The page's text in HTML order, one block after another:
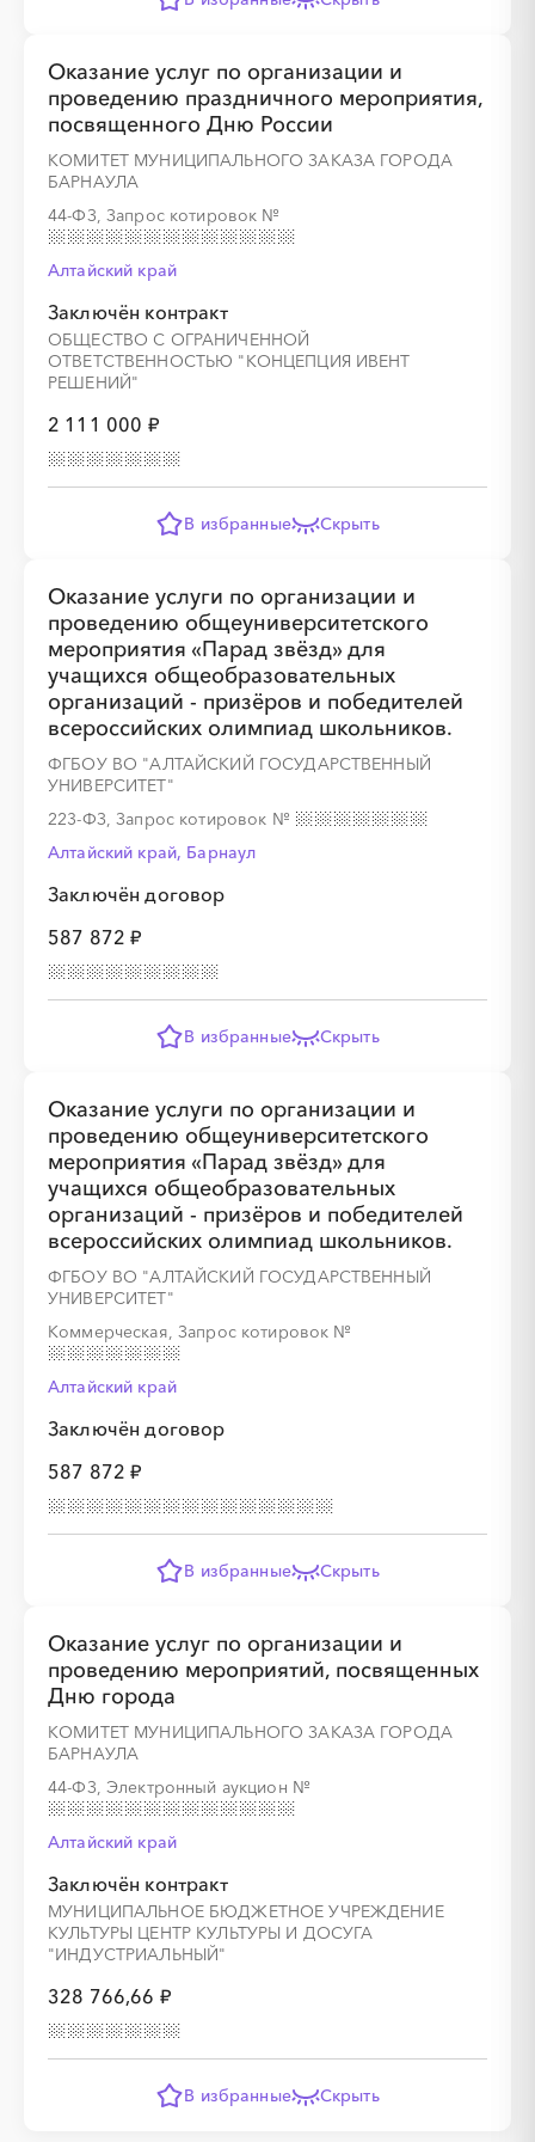
Оказание услуг по организации и
проведению праздничного мероприятия,
посвященного Дню России
КОМИТЕТ МУНИЦИПАЛЬНОГО ЗАКАЗА ГОРОДА
БАРНАУЛА
44-ФЗ, Запрос котировок №
Алтайский край
Заключён контракт
ОБЩЕСТВО С ОГРАНИЧЕННОЙ
ОТВЕТСТВЕННОСТЬЮ "КОНЦЕПЦИЯ ИВЕНТ
РЕШЕНИЙ"
2 111 000 ₽
В избранные Скрыть
Оказание услуги по организации и
проведению общеуниверситетского
мероприятия «Парад звёзд» для
учащихся общеобразовательных
организаций - призёров и победителей
всероссийских олимпиад школьников.
ФГБОУ ВО "АЛТАЙСКИЙ ГОСУДАРСТВЕННЫЙ
УНИВЕРСИТЕТ"
223-ФЗ, Запрос котировок №
Алтайский край, Барнаул
Заключён договор
587 872 ₽
В избранные Скрыть
Оказание услуги по организации и
проведению общеуниверситетского
мероприятия «Парад звёзд» для
учащихся общеобразовательных
организаций - призёров и победителей
всероссийских олимпиад школьников.
ФГБОУ ВО "АЛТАЙСКИЙ ГОСУДАРСТВЕННЫЙ
УНИВЕРСИТЕТ"
Коммерческая, Запрос котировок №
Алтайский край
Заключён договор
587 872 ₽
В избранные Скрыть
Оказание услуг по организации и
проведению мероприятий, посвященных
Дню города
КОМИТЕТ МУНИЦИПАЛЬНОГО ЗАКАЗА ГОРОДА
БАРНАУЛА
44-ФЗ, Электронный аукцион №
Алтайский край
Заключён контракт
МУНИЦИПАЛЬНОЕ БЮДЖЕТНОЕ УЧРЕЖДЕНИЕ
КУЛЬТУРЫ ЦЕНТР КУЛЬТУРЫ И ДОСУГА
"ИНДУСТРИАЛЬНЫЙ"
328 766,66 ₽
В избранные Скрыть